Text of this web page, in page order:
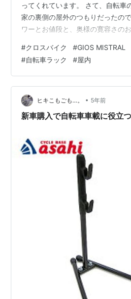
ってくれています。 さて、自転車
家の裏側の屋外のつもりだったの
ワーとお値段と、奥様の寛容さの
した。 昇格！！ シューズラックが
を思い切って処分してラックを庭
GIOS MISTRALが鎮座しています
ましたが、いい感じに収まってま
ので見た目も悪くないですが、恐
たら外に追いやられ…
#クロスバイク #GIOS MISTRAL
#自転車ラック #屋内
ヒキこもごも…。 • 5年前
新車購入で自転車車載に役立